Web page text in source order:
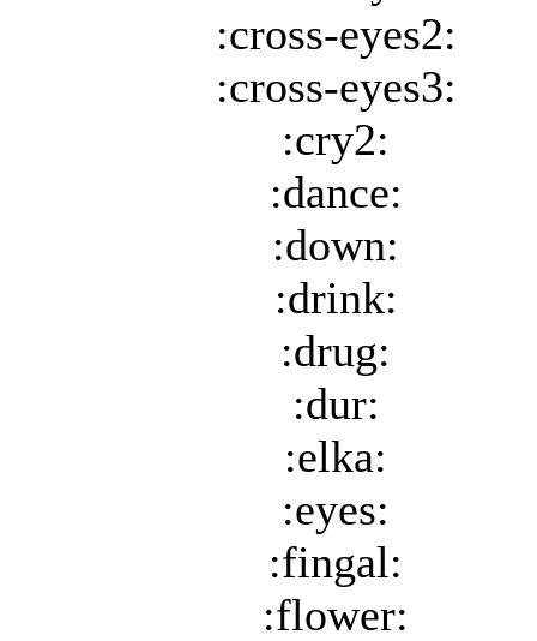
:cross-eyes2:
:cross-eyes3:
:cry2:
:dance:
:down:
:drink:
:drug:
:dur:
:elka:
:eyes:
:fingal:
:flower: